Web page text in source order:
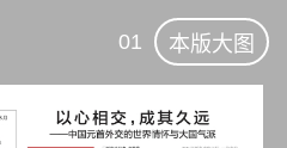
01 本版大图